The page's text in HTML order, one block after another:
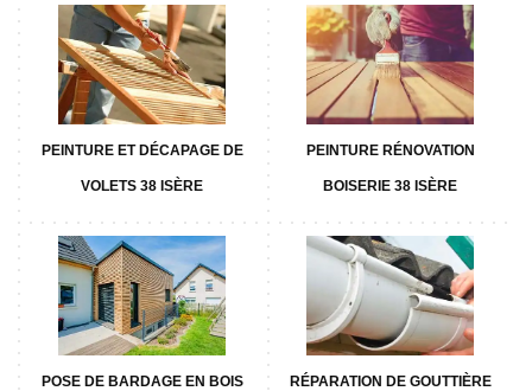
PEINTURE ET DÉCAPAGE DE
VOLETS 38 ISÈRE
PEINTURE RÉNOVATION
BOISERIE 38 ISÈRE
POSE DE BARDAGE EN BOIS RÉPARATION DE GOUTTIÈRE